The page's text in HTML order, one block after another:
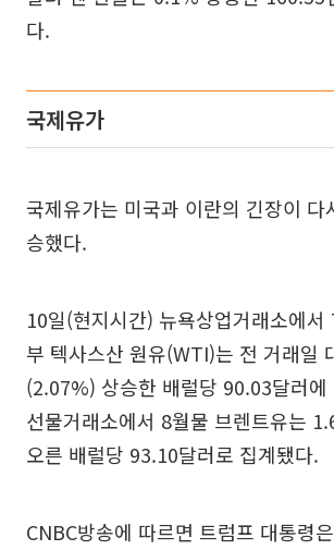
다.
국제유가
국제유가는 미국과 이란의 긴장이 다
승했다.
10일(현지시간) 뉴욕상업거래소에서
부 텍사스산 원유(WTI)는 전 거래일
(2.07%) 상승한 배럴당 90.03달러에
선물거래소에서 8월물 브렌트유는
오른 배럴당 93.10달러로 집계됐다.
CNBC방송에 따르면 트럼프 대통령